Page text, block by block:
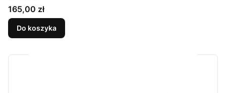
Cena
165,00 zł
Do koszyka